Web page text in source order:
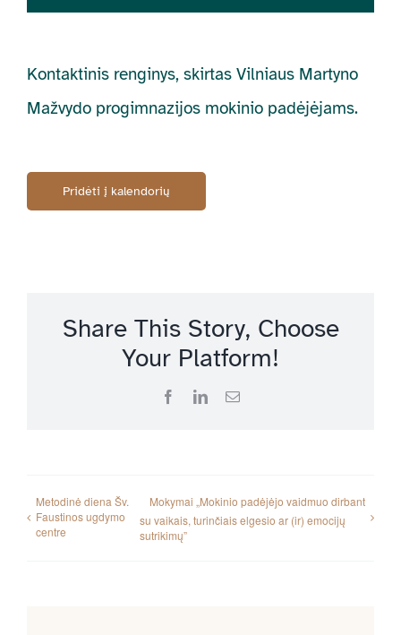
Kontaktinis renginys, skirtas Vilniaus Martyno
Mažvydo progimnazijos mokinio padėjėjams.
Pridėti į kalendorių
Share This Story, Choose
Your Platform!
FacebookLinkedInEmail
Metodinė diena Šv.
Faustinos ugdymo
centre
Mokymai „Mokinio padėjėjo vaidmuo dirbant
su vaikais, turinčiais elgesio ar (ir) emocijų
sutrikimų”